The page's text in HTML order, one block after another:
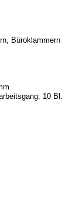
Büroklammern
10 Bl.